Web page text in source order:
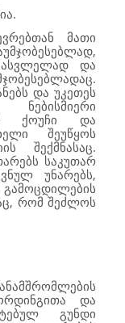
მათი
და
და უკეთეს
ქოუჩი და
შეუწყოს
შექმნასაც.
საკუთარ
უნარებს,
რომ შეძლოს
და
გუნდი